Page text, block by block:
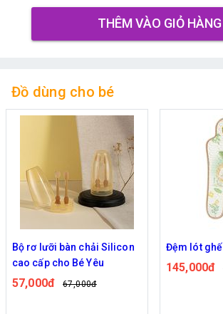
THÊM VÀO GIỎ HÀNG
Đồ dùng cho bé
Bộ rơ lưỡi bàn chải Silicon
cao cấp cho Bé Yêu
57,000đ 67,000đ
Đệm lót
145,000đ